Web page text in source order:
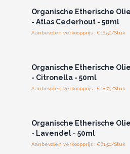
Organische Etherische Olie
- Atlas Cederhout - 50ml
Aanbevolen verkoopprijs : €16.50/Stuk
Organische Etherische Olie
- Citronella - 50ml
Aanbevolen verkoopprijs : €18.75/Stuk
Organische Etherische Olie
- Lavendel - 50ml
Aanbevolen verkoopprijs : €61.50/Stuk